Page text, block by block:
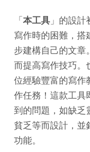
「本工具 」的設
寫作時的困難，
步建構自己的文章
而提高寫作技巧。
位經驗豐富的寫作
作任務！這款工具
到的問題，如缺乏
貧乏等而設計，並
功能。